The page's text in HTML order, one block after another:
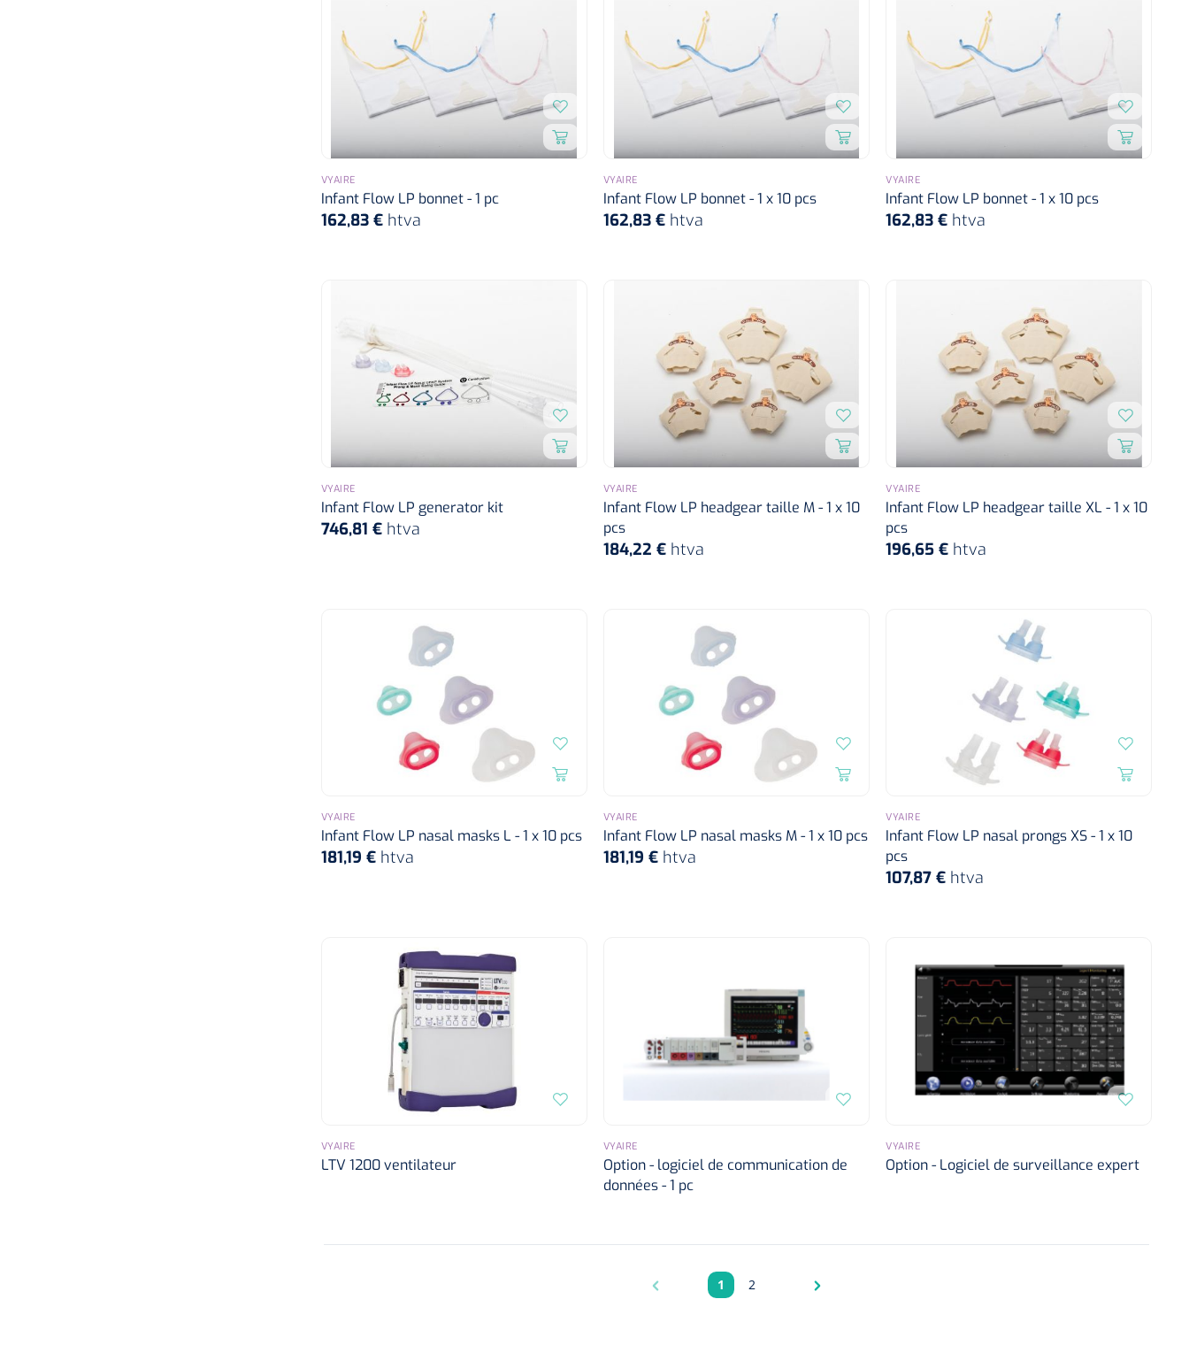
VYAIRE
Infant Flow LP bonnet - 1 pc
162,83 € htva
VYAIRE
Infant Flow LP bonnet - 1 x 10 pcs
162,83 € htva
VYAIRE
Infant Flow LP bonnet - 1 x 10 pcs
162,83 € htva
VYAIRE
Infant Flow LP generator kit
746,81 € htva
VYAIRE
Infant Flow LP headgear taille M - 1 x 10
pcs
184,22 € htva
VYAIRE
Infant Flow LP headgear taille XL - 1 x 10
pcs
196,65 € htva
VYAIRE
Infant Flow LP nasal masks L - 1 x 10 pcs
181,19 € htva
VYAIRE
Infant Flow LP nasal masks M - 1 x 10 pcs
181,19 € htva
VYAIRE
Infant Flow LP nasal prongs XS - 1 x 10
pcs
107,87 € htva
VYAIRE
LTV 1200 ventilateur
VYAIRE
Option - logiciel de communication de
données - 1 pc
VYAIRE
Option - Logiciel de surveillance expert
Pagina
1 Pagina
2